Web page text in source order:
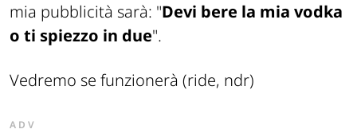
mia pubblicità sarà: "Devi bere la mia vodka
o ti spiezzo in due".
Vedremo se funzionerà (ride, ndr)
ADV